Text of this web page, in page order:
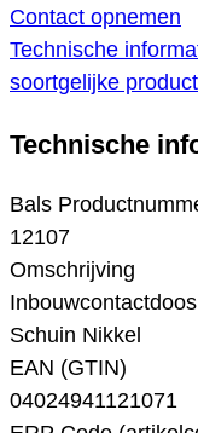
Contact opnemen
Technische
soortgelijke
Technische
Bals
12107
Omschrijving
Schuin Nikkel
EAN (GTIN)
04024941121071